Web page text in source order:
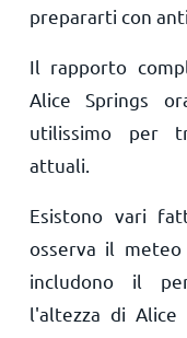
prepararti con
Il rapporto
Alice Springs
utilissimo per
attuali.
Esistono vari
osserva il
includono il
l'altezza di